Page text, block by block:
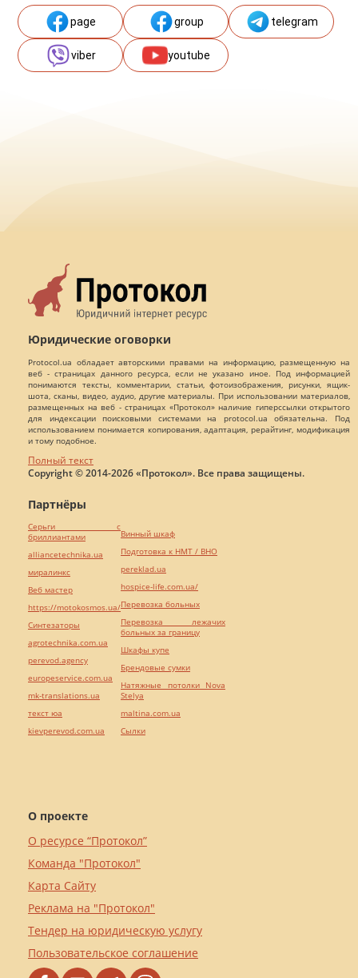
page group telegram
viber youtube
Юридические оговорки
Protocol.ua обладает авторскими правами на информацию, размещенную на
веб - страницах данного ресурса, если не указано иное. Под информацией
понимаются тексты, комментарии, статьи, фотоизображения, рисунки, ящик-
шота, сканы, видео, аудио, другие материалы. При использовании материалов,
размещенных на веб - страницах «Протокол» наличие гиперссылки открытого
для индексации поисковыми системами на protocol.ua обязательна. Под
использованием понимается копирования, адаптация, рерайтинг, модификация
и тому подобное.
Полный текст
Copyright © 2014-2026 «Протокол». Все права защищены.
О проекте
О ресурсе “Протокол”
Команда "Протокол"
Карта Сайту
Реклама на "Протокол"
Тендер на юридическую услугу
Пользовательское соглашение
Партнёры
Серьги с
бриллиантами
alliancetechnika.ua
миралинкс
Веб мастер
https://motokosmos.ua/
Синтезаторы
agrotechnika.com.ua
perevod.agency
europeservice.com.ua
mk-translations.ua
текст юа
kievperevod.com.ua
Винный шкаф
Подготовка к НМТ / ВНО
pereklad.ua
hospice-life.com.ua/
Перевозка больных
Перевозка лежачих
больных за границу
Шкафы купе
Брендовые сумки
Натяжные потолки Nova
Stelya
maltina.com.ua
Cылки